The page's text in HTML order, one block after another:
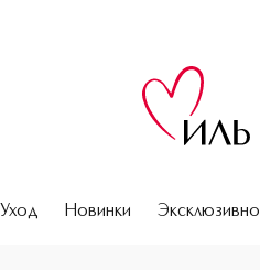
Уход Новинки Эксклюзивно